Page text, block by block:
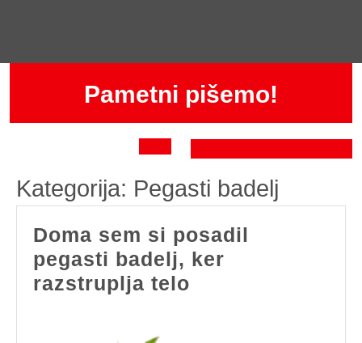
Pametni pišemo!
Button
Kategorija: Pegasti badelj
Doma sem si posadil
pegasti badelj, ker
razstruplja telo